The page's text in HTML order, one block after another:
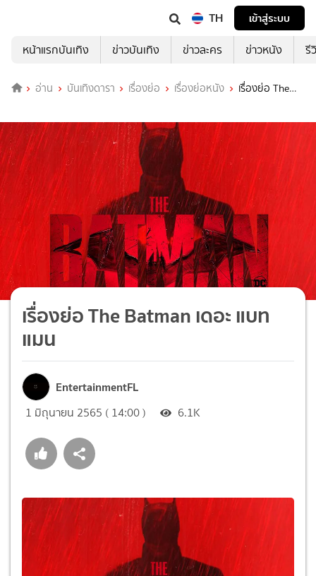
TH
เข้าสู่ระบบ
หน้าแรกบันเทิง
ข่าวบันเทิง ข่าวละคร ข่าวหนัง รี
อ่าน บันเทิงดารา เรื่องย่อ เรื่องย่อหนัง
เรื่องย่อ The
เรื่องย่อ The Batman เดอะ แบท
แมน
EntertainmentFL
1 มิถุนายน 2565 ( 14:00 ) 6.1K